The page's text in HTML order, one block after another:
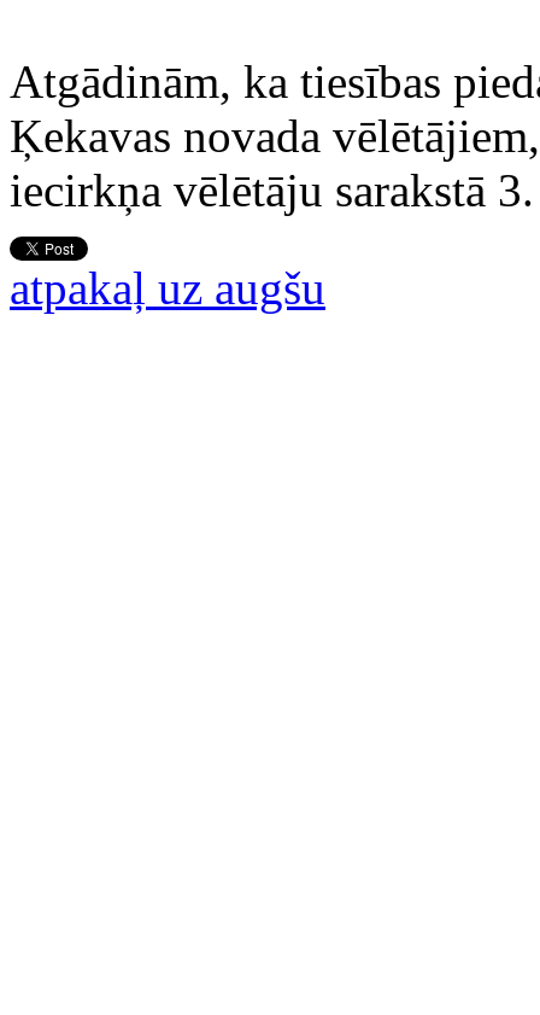
Atgādinām, ka tiesības
Ķekavas novada
iecirkņa vēlētāju sarakstā
atpakaļ uz augšu